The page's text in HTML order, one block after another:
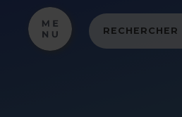
Panneau de gestion des cookies